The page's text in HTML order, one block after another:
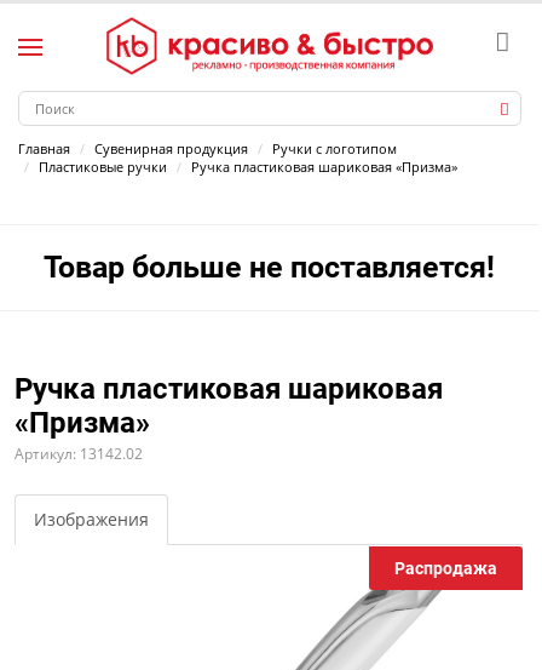
Главная Сувенирная продукция
Ручки с логотипом
Пластиковые ручки
Ручка пластиковая шариковая «Призма»
Товар больше не поставляется!
Ручка пластиковая шариковая
«Призма»
Артикул: 13142.02
Изображения
Распродажа